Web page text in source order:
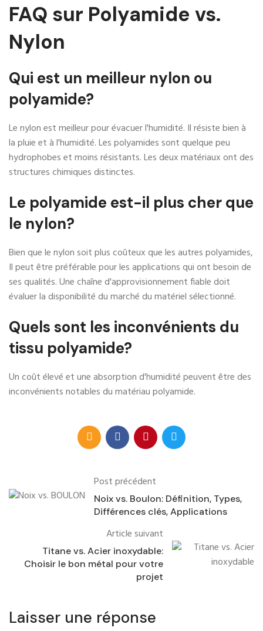
FAQ sur Polyamide vs.
Nylon
Qui est un meilleur nylon ou
polyamide?
Le nylon est meilleur pour évacuer l'humidité. Il résiste bien à
la pluie et à l'humidité. Les polyamides sont quelque peu
hydrophobes et moins résistants. Les deux matériaux ont des
structures chimiques distinctes.
Le polyamide est-il plus cher que
le nylon?
Bien que le nylon soit plus coûteux que les autres polyamides,
Il peut être préférable pour les applications qui ont besoin de
ses qualités. Une chaîne d'approvisionnement fiable doit
évaluer la disponibilité du marché du matériel sélectionné.
Quels sont les inconvénients du
tissu polyamide?
Un coût élevé et une absorption d'humidité peuvent être des
inconvénients notables du matériau polyamide.
Post précédent
Noix vs. Boulon: Définition, Types,
Différences clés, Applications
Article suivant
Titane vs. Acier inoxydable:
Choisir le bon métal pour votre
projet
Laisser une réponse